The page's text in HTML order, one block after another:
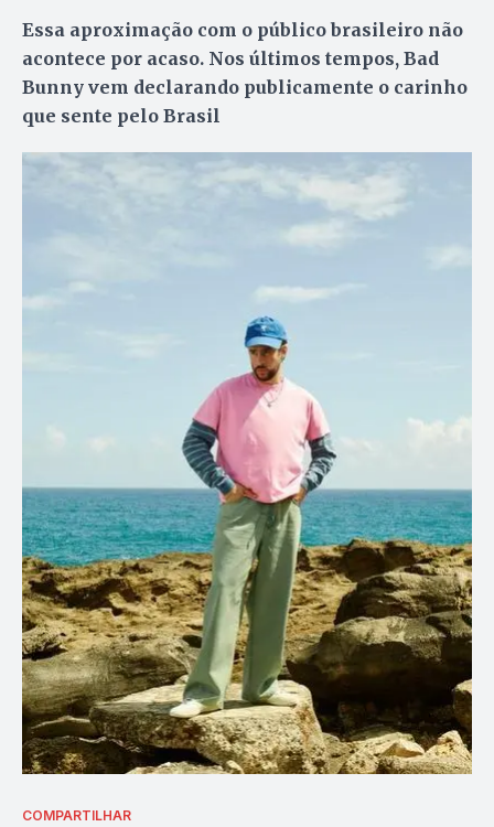
Essa aproximação com o público brasileiro não
acontece por acaso. Nos últimos tempos, Bad
Bunny vem declarando publicamente o carinho
que sente pelo Brasil
COMPARTILHAR